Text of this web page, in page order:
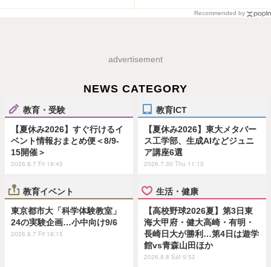
Recommended by
advertisement
NEWS CATEGORY
教育・受験
【夏休み2026】すぐ行けるイ
ベント情報おまとめ便＜8/9-
15開催＞
2026.8.7 Fri 19:45
教育ICT
【夏休み2026】東大メタバー
ス工学部、生成AIなどジュニ
ア講座6選
2026.7.30 Thu 11:15
教育イベント
東京都市大「科学体験教室」
24の実験企画…小中向け9/6
2026.8.7 Fri 18:15
生活・健康
【高校野球2026夏】第3日東
海大甲府・健大高崎・有明・
長崎日大が勝利…第4日は遊学
館vs青森山田ほか
2026.8.8 Sat 9:52